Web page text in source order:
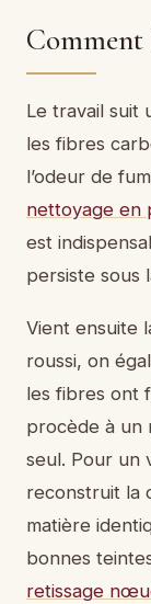
Comment
Le travail suit
les fibres
l’odeur de
nettoyage en
est
persiste sous
Vient ensuite
roussi, on
les fibres ont
procède à un
seul. Pour un
reconstruit la
matière
bonnes
retissage